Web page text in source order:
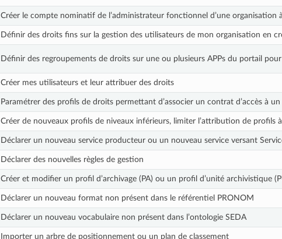
Créer le compte nominatif de l’administrateur fonctionnel d’une organisation
Définir des droits fins sur la gestion des utilisateurs de mon organisation en
Définir des regroupements de droits sur une ou plusieurs APPs du portail
Créer mes utilisateurs et leur attribuer des droits
Paramétrer des profils de droits permettant d’associer un contrat d’accès à
Créer de nouveaux profils de niveaux inférieurs, limiter l’attribution de profils
Déclarer un nouveau service producteur ou un nouveau service versant
Déclarer des nouvelles règles de gestion
Créer et modifier un profil d’archivage (PA) ou un profil d’unité archivistique
Déclarer un nouveau format non présent dans le référentiel PRONOM
Déclarer un nouveau vocabulaire non présent dans l’ontologie SEDA
Importer un arbre de positionnement ou un plan de classement